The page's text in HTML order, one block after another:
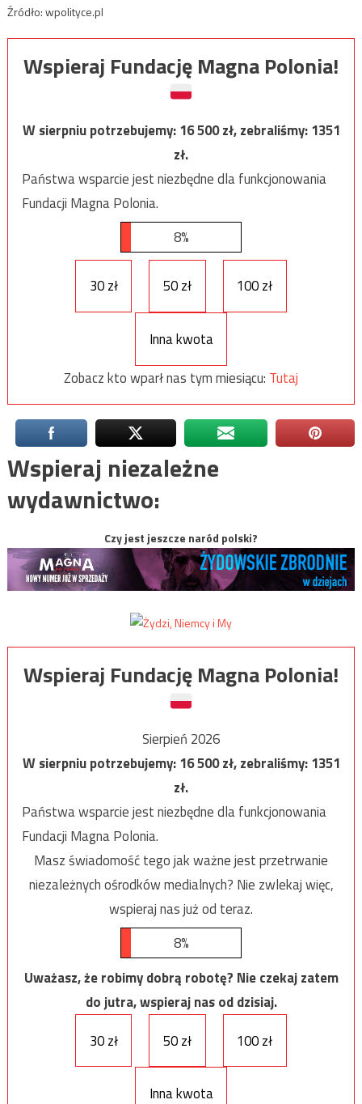
Źródło: wpolityce.pl
Wspieraj Fundację Magna Polonia!
W sierpniu potrzebujemy:16 500zł, zebraliśmy:1351
zł.
Państwa wsparcie jest niezbędne dla funkcjonowania
Fundacji Magna Polonia.
8%
30 zł 50 zł 100 zł
Inna kwota
Zobacz kto wparł nas tym miesiącu: Tutaj
Wspieraj niezależne
wydawnictwo:
Czy jest jeszcze naród polski?
Wspieraj Fundację Magna Polonia!
Sierpień 2026
W sierpniu potrzebujemy:16 500zł, zebraliśmy:1351
zł.
Państwa wsparcie jest niezbędne dla funkcjonowania
Fundacji Magna Polonia.
Masz świadomość tego jak ważne jest przetrwanie
niezależnych ośrodków medialnych? Nie zwlekaj więc,
wspieraj nas już od teraz.
8%
Uważasz, że robimy dobrą robotę? Nie czekaj zatem
do jutra, wspieraj nas od dzisiaj.
30 zł
50 zł 100 zł
Inna kwota